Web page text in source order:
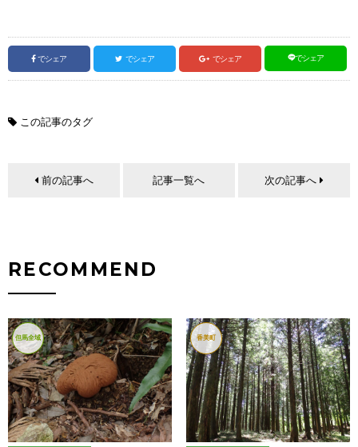
でシェア でシェア でシェア でシェア
この記事のタグ
前の記事へ 記事一覧へ 次の記事へ
RECOMMEND
但馬全域 香美町